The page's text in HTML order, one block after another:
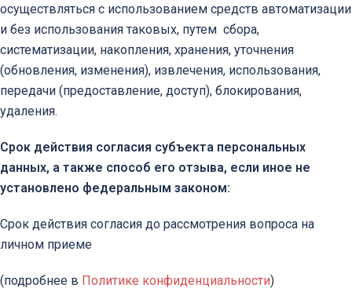
осуществляться с использованием средств автоматизации
и без использования таковых, путем сбора,
систематизации, накопления, хранения, уточнения
(обновления, изменения), извлечения, использования,
передачи (предоставление, доступ), блокирования,
удаления.
Срок действия согласия субъекта персональных
данных, а также способ его отзыва, если иное не
установлено федеральным законом:
Срок действия согласия до рассмотрения вопроса на
личном приеме
(подробнее в Политике конфиденциальности)